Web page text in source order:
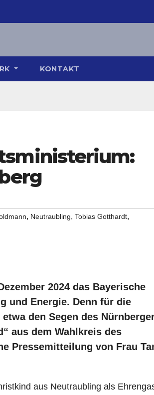
KONTAKT
, Neutraubling, Tobias Gotthardt,
2024 das Bayerische
und Energie. Denn für die
den Segen des
aus dem Wahlkreis des
Pressemitteilung von Frau
aus Neutraubling als